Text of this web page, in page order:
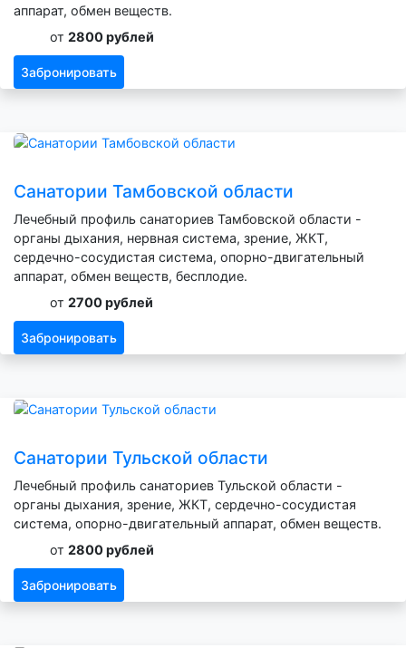
аппарат, обмен веществ.
от 2800 рублей
Забронировать
Санатории Тамбовской области
Лечебный профиль санаториев Тамбовской области -
органы дыхания, нервная система, зрение, ЖКТ,
сердечно-сосудистая система, опорно-двигательный
аппарат, обмен веществ, бесплодие.
от 2700 рублей
Забронировать
Санатории Тульской области
Лечебный профиль санаториев Тульской области -
органы дыхания, зрение, ЖКТ, сердечно-сосудистая
система, опорно-двигательный аппарат, обмен веществ.
от 2800 рублей
Забронировать